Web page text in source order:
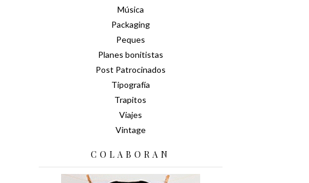
Música
Packaging
Peques
Planes bonitistas
Post Patrocinados
Tipografía
Trapitos
Viajes
Vintage
COLABORAN